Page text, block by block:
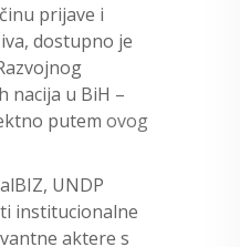
prijave i
dostupno je
nacija u BiH –
putem ovog
UNDP
institucionalne
aktere s